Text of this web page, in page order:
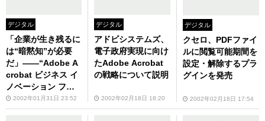
デジタル
「企業が生き残るに
は“暗黙知”が必要
だ」――“Adobe A
crobat ビジネス イ
ノベーション フォ
ーラム2002”で中谷
巌氏が講演
2002年01月31日 23:52
デジタル
アドビシステムズ、
電子政府実現に向け
たAdobe Acrobat
の戦略について説明
2002年02月18日 18:20
デジタル
クセロ、PDFファイ
ルに閲覧可能期間を
設定・解除するプラ
グインを発売
2002年02月18日 17:54